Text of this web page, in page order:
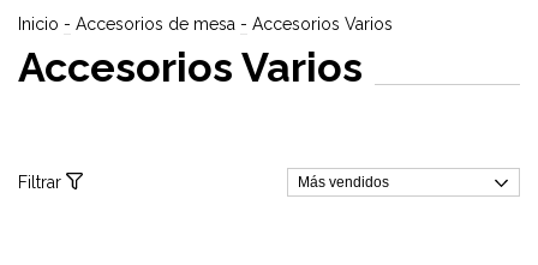
Inicio - Accesorios de mesa - Accesorios Varios
Accesorios Varios
Filtrar